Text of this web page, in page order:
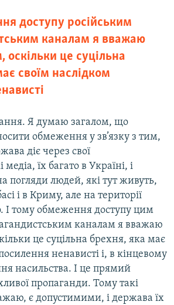
доступу російським
каналам я вважаю
це суцільна
своїм наслідком
Я думаю загалом, що
обмеження у зв’язку з тим,
діє через свої
їх багато в Україні, і
погляди людей, які тут живуть,
і в Криму, але на території
І тому обмеження доступу цим
каналам я вважаю
це суцільна брехня, яка має
ненависті і, в кінцевому
насильства. І це прямий
пропаганди. Тому такі
є допустимими, і держава їх